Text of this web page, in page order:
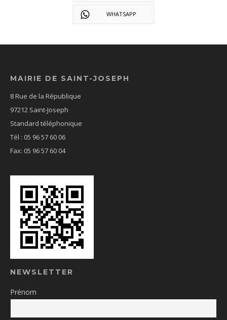
WHATSAPP
MAIRIE DE SAINT-JOSEPH
8 Rue de la République
97212 Saint-Joseph
Standard téléphonique
Tél : 05 96 57 60 06
Fax: 05 96 57 60 04
NEWSLETTER
Prénom